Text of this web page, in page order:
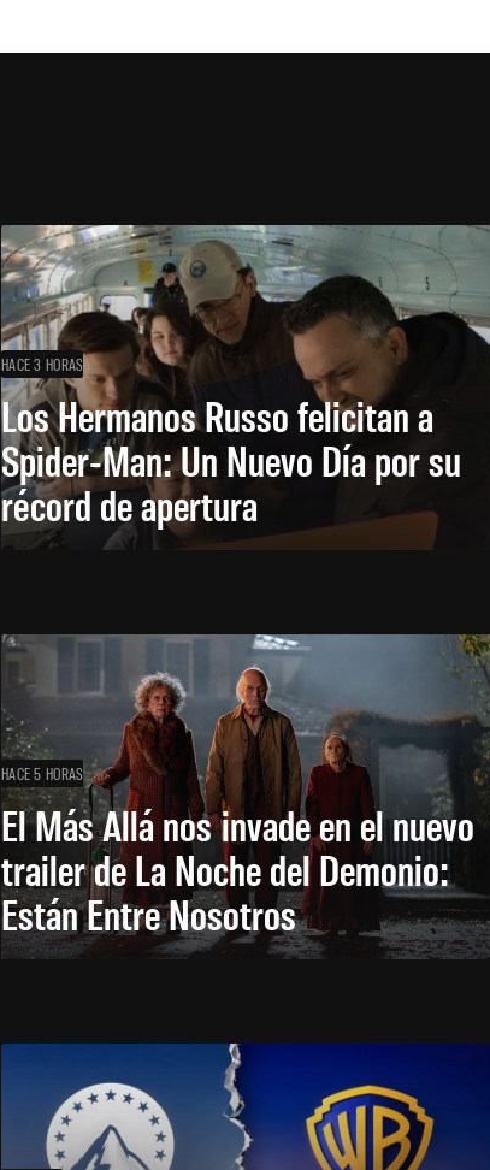
HACE 3 HORAS
Los Hermanos Russo felicitan a
Spider-Man: Un Nuevo Día por su
récord de apertura
HACE 5 HORAS
El Más Allá nos invade en el nuevo
trailer de La Noche del Demonio:
Están Entre Nosotros